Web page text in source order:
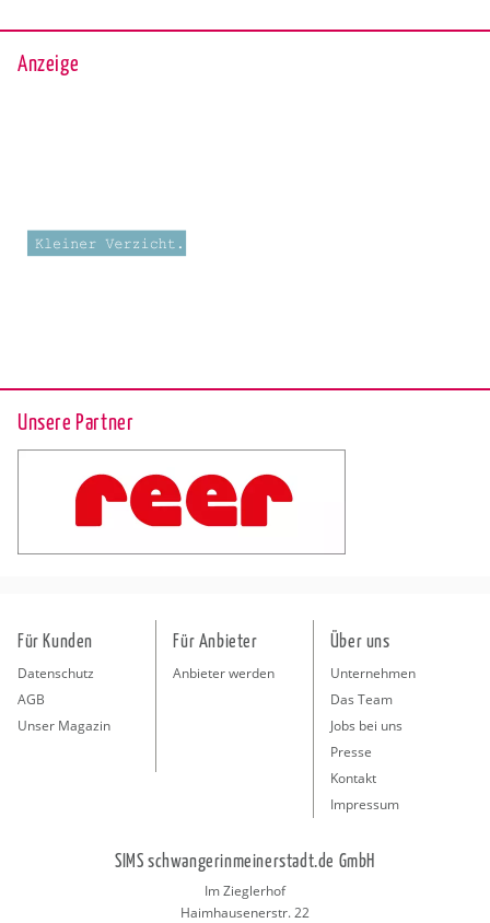
Anzeige
Unsere Partner
Für Kunden
Datenschutz
AGB
Unser Magazin
Für Anbieter
Anbieter werden
Über uns
Unternehmen
Das Team
Jobs bei uns
Presse
Kontakt
Impressum
SIMS schwangerinmeinerstadt.de GmbH
Im Zieglerhof
Haimhausenerstr. 22